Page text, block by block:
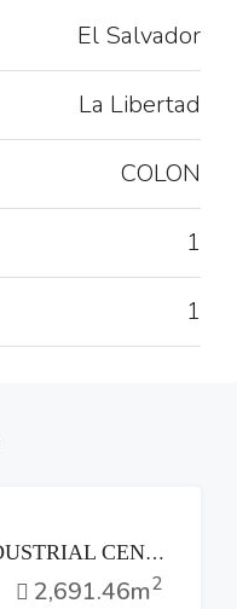
El Salvador
La Libertad
COLON
1
1
ALQUILER BODEGA INDUSTRIAL CENTRO LOGISTICO OPICO
2,691.46m2